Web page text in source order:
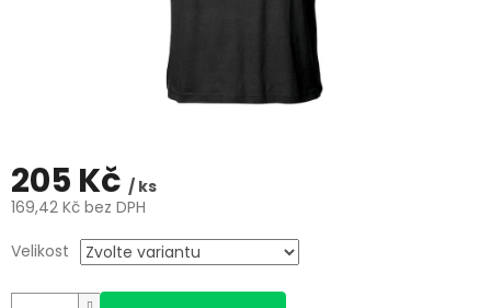
205 Kč / ks
169,42 Kč bez DPH
cena:
Velikost